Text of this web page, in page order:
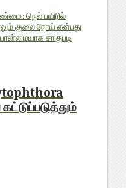
நெல் பயிரில்
குலை நோய் என்பது
சாகுபடி